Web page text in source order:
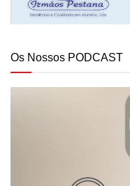
Os Nossos PODCAST